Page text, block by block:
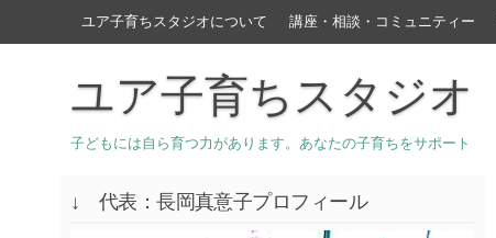
ユア子育ちスタジオについて 講座・相談・コミュニティー
ユア子育ちスタジオ
子どもには自ら育つ力があります。あなたの子育ちをサポート
↓ 代表：長岡真意子プロフィール